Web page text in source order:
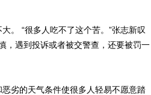
“很多人吃不了这个苦。”张志新叹
，遇到投诉或者被交警查，还要被罚一
劣的天气条件使很多人轻易不愿意踏